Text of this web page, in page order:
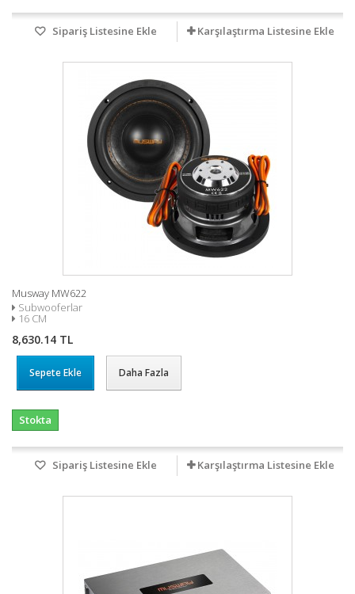
Sipariş Listesine Ekle Karşılaştırma Listesine Ekle
Musway MW622
Subwooferlar
16 CM
8,630.14 TL
Sepete Ekle Daha Fazla
Stokta
Sipariş Listesine Ekle Karşılaştırma Listesine Ekle